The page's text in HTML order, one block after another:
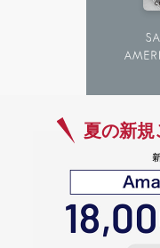
夏の新規